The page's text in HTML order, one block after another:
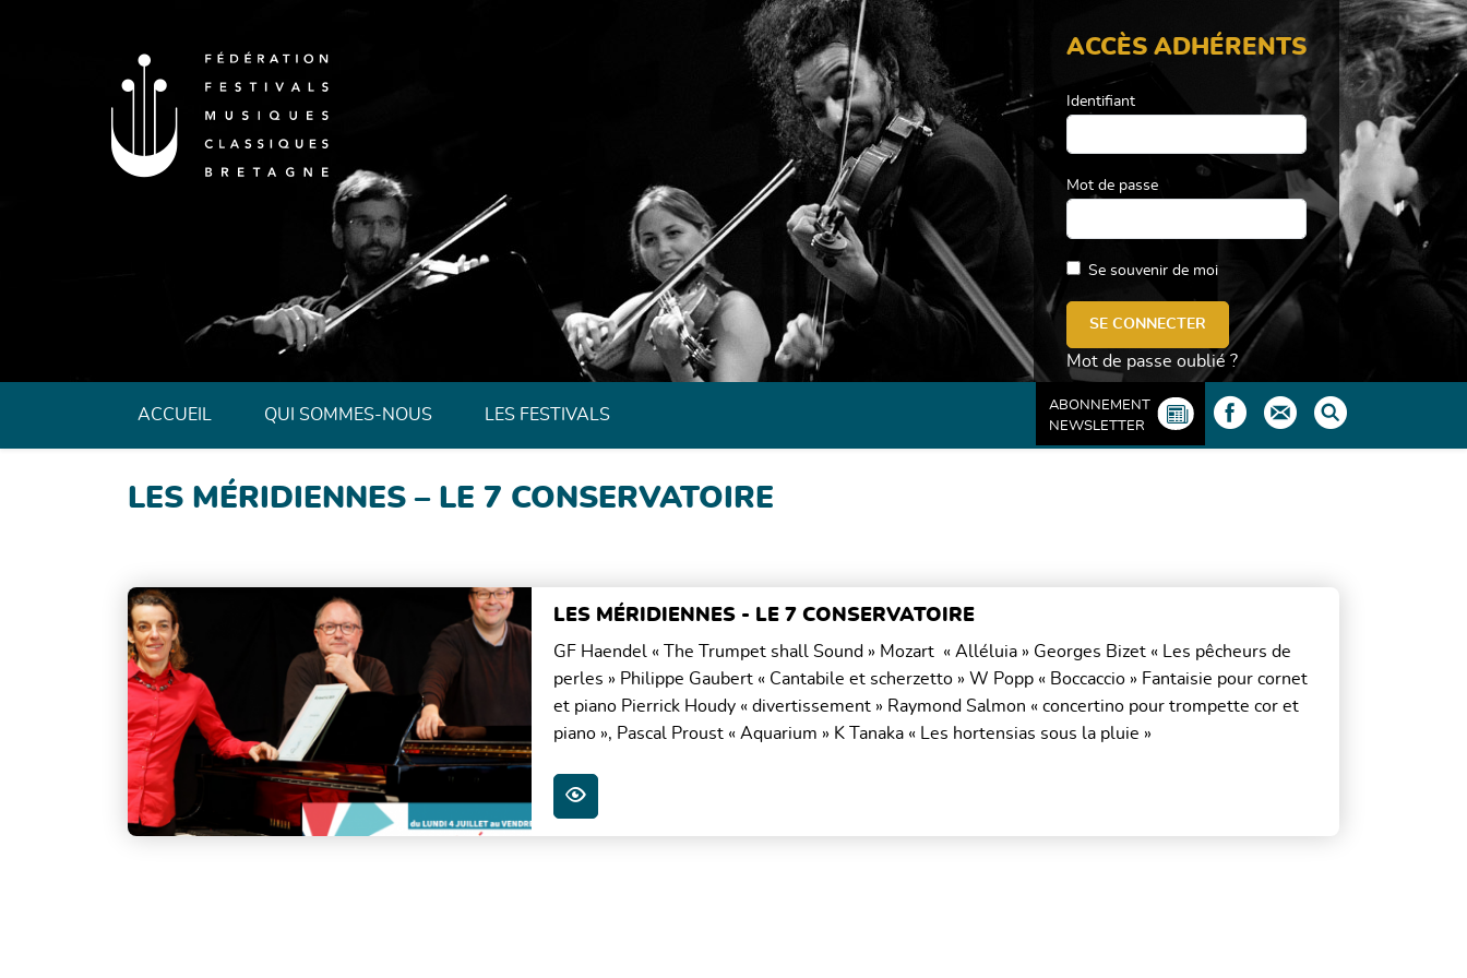
Fédération des Festivals de Musique Classique de Bretagne
ACCUEIL QUI SOMMES-NOUS LES FESTIVALS
ABONNEMENT
NEWSLETTER
ACCÈS ADHÉRENTS
Identifiant
Mot de passe
Se souvenir de moi
Mot de passe oublié ?
LES MÉRIDIENNES – LE 7 CONSERVATOIRE
LES MÉRIDIENNES - LE 7 CONSERVATOIRE
GF Haendel « The Trumpet shall Sound » Mozart « Alléluia » Georges Bizet « Les pêcheurs de
perles » Philippe Gaubert « Cantabile et scherzetto » W Popp « Boccaccio » Fantaisie pour cornet
et piano Pierrick Houdy « divertissement » Raymond Salmon « concertino pour trompette cor et
piano », Pascal Proust « Aquarium » K Tanaka « Les hortensias sous la pluie »